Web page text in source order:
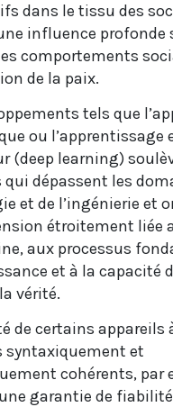
dans le tissu des
influence profonde
comportements
de la paix.
tels que
ou l’apprentissage
(deep learning)
dépassent les
et de l’ingénierie et
étroitement liée
aux processus
et à la capacité
vérité.
de certains appareils
syntaxiquement et
cohérents, par
garantie de